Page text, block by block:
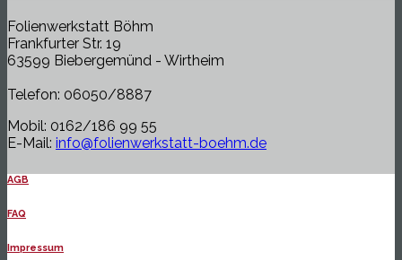
Folienwerkstatt Böhm
Frankfurter Str. 19
63599 Biebergemünd - Wirtheim
Telefon: 06050/8887
Mobil: 0162/186 99 55
E-Mail: info@folienwerkstatt-boehm.de
AGB
FAQ
Impressum